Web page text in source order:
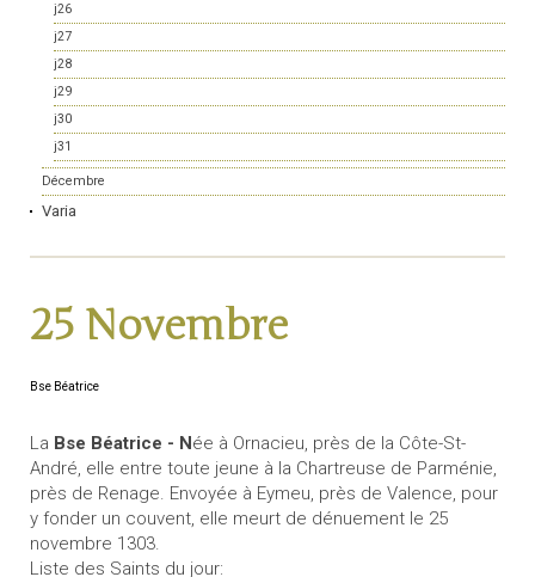
j26
j27
j28
j29
j30
j31
Décembre
Varia
25 Novembre
Bse Béatrice
La Bse Béatrice - Née à Ornacieu, près de la Côte-St-
André, elle entre toute jeune à la Chartreuse de Parménie,
près de Renage. Envoyée à Eymeu, près de Valence, pour
y fonder un couvent, elle meurt de dénuement le 25
novembre 1303.
Liste des Saints du jour: